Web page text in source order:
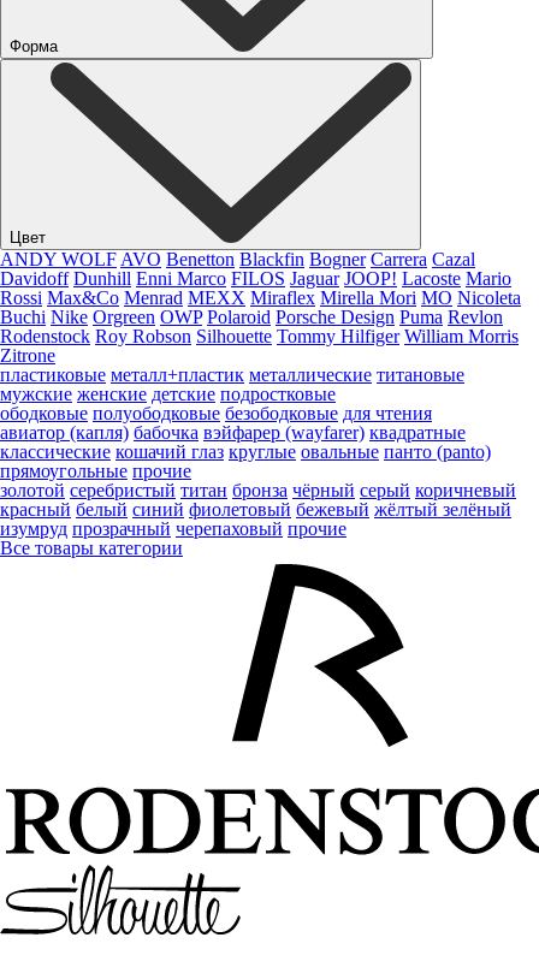
Форма
Цвет
ANDY WOLF AVO Benetton Blackfin Bogner Carrera Cazal
Davidoff Dunhill Enni Marco FILOS Jaguar JOOP! Lacoste Mario
Rossi Max&Co Menrad MEXX Miraflex Mirella Mori MO Nicoleta
Buchi Nike Orgreen OWP Polaroid Porsche Design Puma Revlon
Rodenstock Roy Robson Silhouette Tommy Hilfiger William Morris
Zitrone
пластиковые металл+пластик металлические титановые
мужские женские детские подростковые
ободковые полуободковые безободковые для чтения
авиатор (капля) бабочка вэйфарер (wayfarer) квадратные
классические кошачий глаз круглые овальные панто (panto)
прямоугольные прочие
золотой серебристый титан бронза чёрный серый коричневый
красный белый синий фиолетовый бежевый жёлтый зелёный
изумруд прозрачный черепаховый прочие
Все товары категории